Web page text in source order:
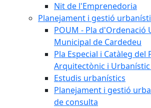
Nit de l'Emprenedoria
Planejament i gestió
POUM - Pla d'Ordenació
Municipal de Cardedeu
Pla Especial i Catàleg del
Arquitectònic i
Estudis urbanístics
Planejament i gestió
de consulta